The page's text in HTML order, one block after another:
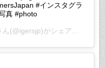
#インスタグラ
真 #photo
ん(@igersjp)がシェアした投稿 –